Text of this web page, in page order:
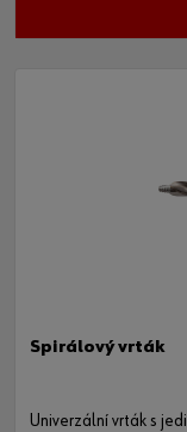
Spirálový vrták
Univerzální vrták s